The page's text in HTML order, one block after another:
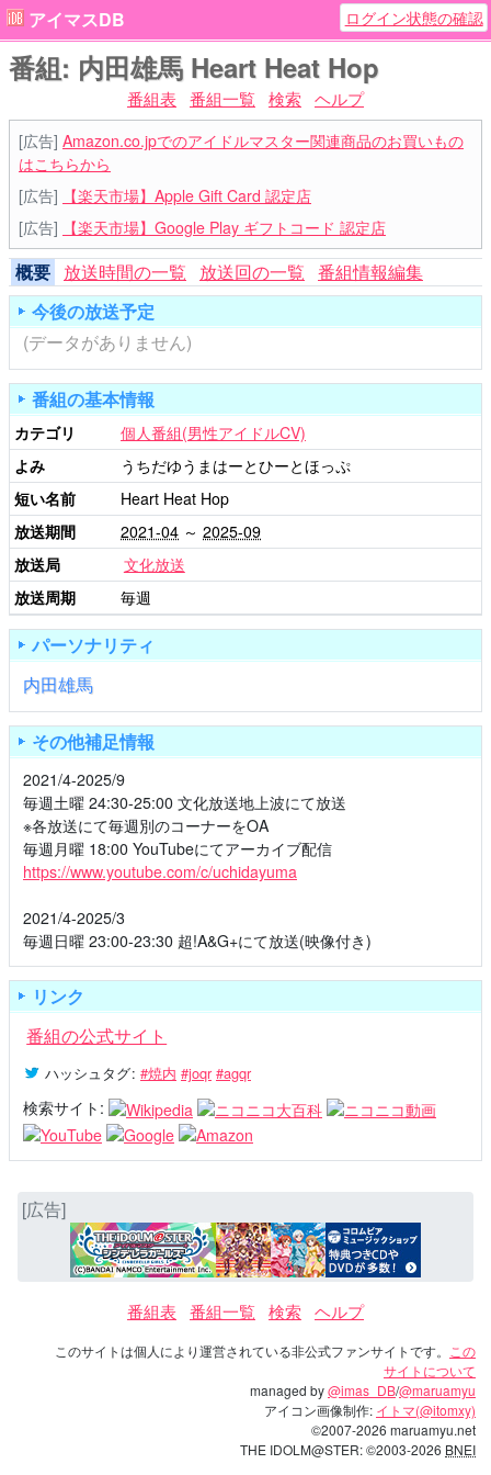
アイマスDB ログイン状態の確認
番組: 内田雄馬 Heart Heat Hop
番組表 番組一覧 検索 ヘルプ
[広告] Amazon.co.jpでのアイドルマスター関連商品のお買いもの
はこちらから
[広告]
【楽天市場】Apple Gift Card 認定店
[広告]
【楽天市場】Google Play ギフトコード 認定店
概要 放送時間の一覧 放送回の一覧 番組情報編集
今後の放送予定
(データがありません)
番組の基本情報
カテゴリ
個人番組(男性アイドルCV)
よみ
うちだゆうまはーとひーとほっぷ
短い名前
Heart Heat Hop
放送期間
2021-04 ～ 2025-09
放送局
文化放送
放送周期
毎週
パーソナリティ
内田雄馬
その他補足情報
2021/4-2025/9
毎週土曜 24:30-25:00 文化放送地上波にて放送
※各放送にて毎週別のコーナーをOA
毎週月曜 18:00 YouTubeにてアーカイブ配信
https://www.youtube.com/c/uchidayuma
2021/4-2025/3
毎週日曜 23:00-23:30 超!A&G+にて放送(映像付き)
リンク
番組の公式サイト
ハッシュタグ: #焼内 #joqr #agqr
検索サイト:
[広告]
番組表 番組一覧 検索 ヘルプ
このサイトは個人により運営されている非公式ファンサイトです。
この
サイトについて
managed by@imas_DB/@maruamyu
アイコン画像制作: イトマ(@itomxy)
©2007-2026 maruamyu.net
THE IDOLM@STER: ©2003-2026 BNEI